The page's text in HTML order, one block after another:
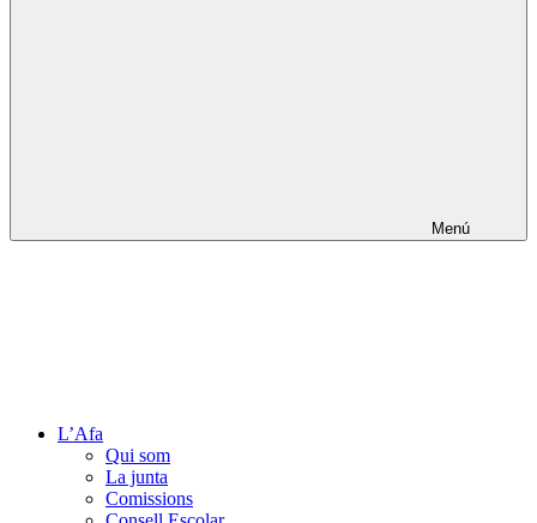
Menú
L’Afa
Qui som
La junta
Comissions